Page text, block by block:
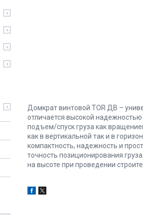
Домкрат винтовой TOR ДВ –
отличается высокой
подъем/спуск груза как
как в вертикальной так и в
компактность, надежность и
точность позиционирования
на высоте при проведении